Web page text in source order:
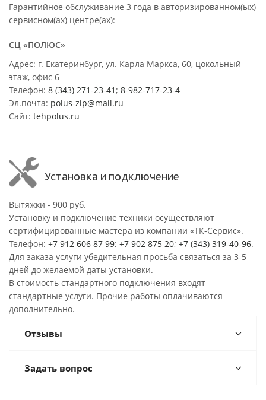
Гарантийное обслуживание 3 года в авторизированном(ых)
сервисном(ах) центре(ах):
СЦ «ПОЛЮС»
Адрес: г. Екатеринбург, ул. Карла Маркса, 60, цокольный
этаж, офис 6
Телефон: 8 (343) 271-23-41 ; 8-982-717-23-4
Эл.почта: polus-zip@mail.ru
Сайт: tehpolus.ru
Установка и подключение
Вытяжки - 900 руб.
Установку и подключение техники осуществляют
сертифицированные мастера из компании «ТК-Сервис».
Телефон: +7 912 606 87 99; +7 902 875 20; +7 (343) 319-40-96.
Для заказа услуги убедительная просьба связаться за 3-5
дней до желаемой даты установки.
В стоимость стандартного подключения входят
стандартные услуги. Прочие работы оплачиваются
дополнительно.
Отзывы
Задать вопрос